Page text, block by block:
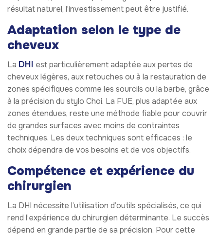
résultat naturel, l’investissement peut être justifié.
Adaptation selon le type de
cheveux
La DHI est particulièrement adaptée aux pertes de
cheveux légères, aux retouches ou à la restauration de
zones spécifiques comme les sourcils ou la barbe, grâce
à la précision du stylo Choi. La FUE, plus adaptée aux
zones étendues, reste une méthode fiable pour couvrir
de grandes surfaces avec moins de contraintes
techniques. Les deux techniques sont efficaces : le
choix dépendra de vos besoins et de vos objectifs.
Compétence et expérience du
chirurgien
La DHI nécessite l’utilisation d’outils spécialisés, ce qui
rend l’expérience du chirurgien déterminante. Le succès
dépend en grande partie de sa précision. Pour cette